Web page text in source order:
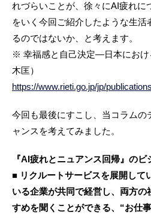
れづらいことが、徐々にAI疲れに
をいく今回ご紹介したような生
るのではないか、と考えます。
※ 幸福感と自己決定―日本におけ
木匡）
https://www.rieti.go.jp/jp/
今回も最後にすこし、当コラムの
ャンスを考えてみました。
『AI疲れとニュアンス回帰』のビ
■ リクルートサービスを展開して
いる企業が共同で経営し、両方
すめを聞くことができる、“お仕